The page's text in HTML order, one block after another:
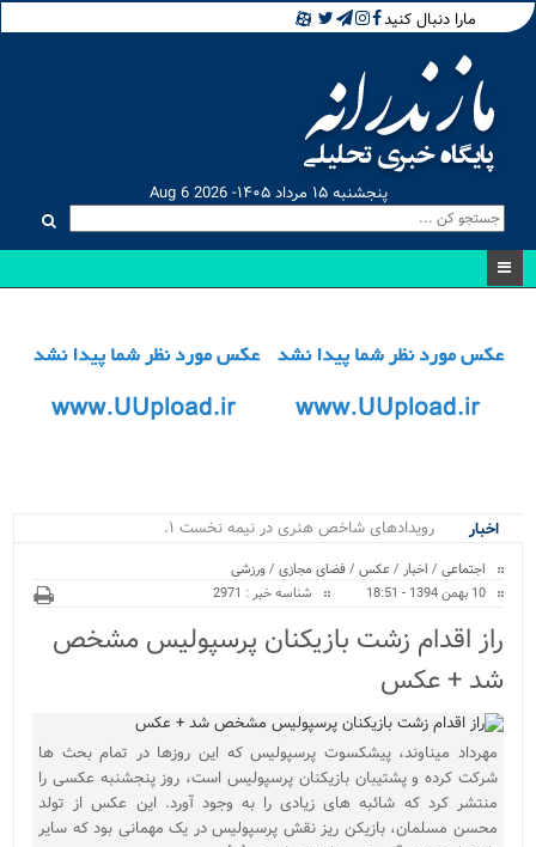
مارا دنبال کنید
پنجشنبه ۱۵ مرداد ۱۴۰۵- Aug 6 2026
اخبار
رویدادهای شاخص هنری در نیمه نخست ۱۴۰۵ در _
اجتماعی / اخبار / عکس /فضای مجازی /ورزشی
10 بهمن 1394 - 18:51
شناسه خبر : 2971
راز اقدام زشت بازیکنان پرسپولیس مشخص
شد + عکس
مهرداد میناوند، پیشکسوت پرسپولیس که این روزها در تمام بحث ها
شرکت کرده و پشتیبان بازیکنان پرسپولیس است، روز پنجشنبه عکسی را
منتشر کرد که شائبه های زیادی را به وجود آورد. این عکس از تولد
محسن مسلمان، بازیکن ریز نقش پرسپولیس در یک مهمانی بود که سایر